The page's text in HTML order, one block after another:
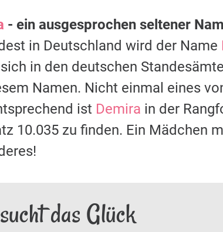
- ein ausgesprochen seltener
in Deutschland wird der Name
in den deutschen
Namen. Nicht einmal eines
ist Demira in der
10.035 zu finden. Ein Mädchen
das Glück